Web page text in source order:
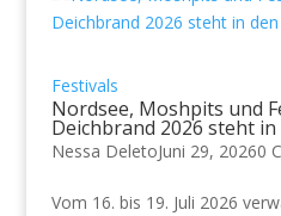
Festivals
Nordsee, Moshpits und
Deichbrand 2026 steht
Nessa DeletoJuni 29, 20260
Vom 16. bis 19. Juli 2026